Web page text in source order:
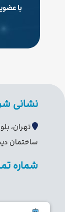
با
نشانی
ساختمان
شماره